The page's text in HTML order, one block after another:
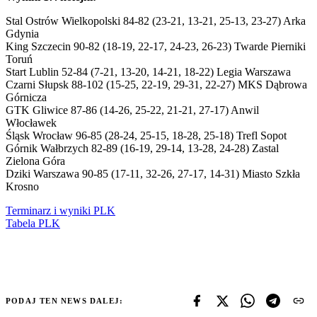
Stal Ostrów Wielkopolski 84-82 (23-21, 13-21, 25-13, 23-27) Arka
Gdynia
King Szczecin 90-82 (18-19, 22-17, 24-23, 26-23) Twarde Pierniki
Toruń
Start Lublin 52-84 (7-21, 13-20, 14-21, 18-22) Legia Warszawa
Czarni Słupsk 88-102 (15-25, 22-19, 29-31, 22-27) MKS Dąbrowa
Górnicza
GTK Gliwice 87-86 (14-26, 25-22, 21-21, 27-17) Anwil
Włocławek
Śląsk Wrocław 96-85 (28-24, 25-15, 18-28, 25-18) Trefl Sopot
Górnik Wałbrzych 82-89 (16-19, 29-14, 13-28, 24-28) Zastal
Zielona Góra
Dziki Warszawa 90-85 (17-11, 32-26, 27-17, 14-31) Miasto Szkła
Krosno
Terminarz i wyniki PLK
Tabela PLK
PODAJ TEN NEWS DALEJ: